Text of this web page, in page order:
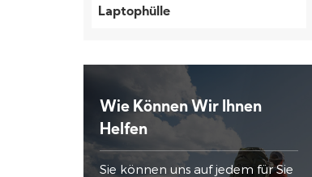
Laptophülle
Wie Können Wir Ihnen
Helfen
Sie können uns auf jedem für Sie